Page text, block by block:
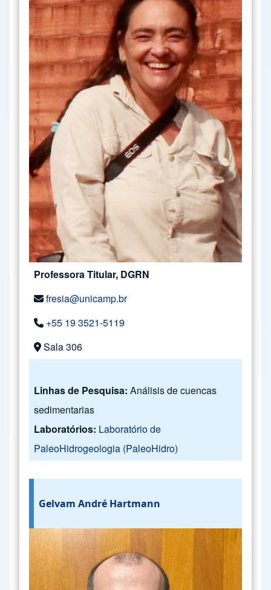
Professora Titular, DGRN
fresia@unicamp.br
+55 19 3521-5119
Sala 306
Linhas de Pesquisa: Análisis de cuencas
sedimentarias
Laboratórios: Laboratório de
PaleoHidrogeologia (PaleoHidro)
Gelvam André Hartmann